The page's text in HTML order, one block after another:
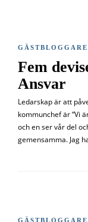
GÄSTBLOGGARE
Fem
Ansvar
Ledarskap är att
kommunchef är “Vi
och en ser vår del
gemensamma. Jag
GÄSTBLOGGARE